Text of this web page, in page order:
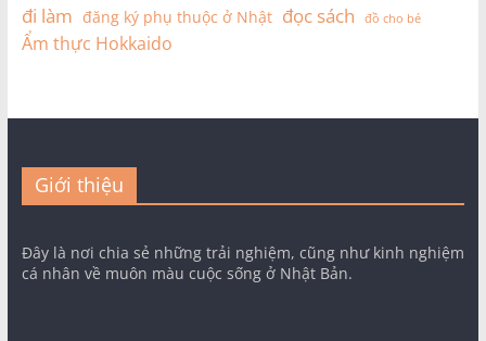
đi làm đăng ký phụ thuộc ở Nhật đọc sách đồ cho bé
Ẩm thực Hokkaido
Giới thiệu
Đây là nơi chia sẻ những trải nghiệm, cũng như kinh nghiệm
cá nhân về muôn màu cuộc sống ở Nhật Bản.